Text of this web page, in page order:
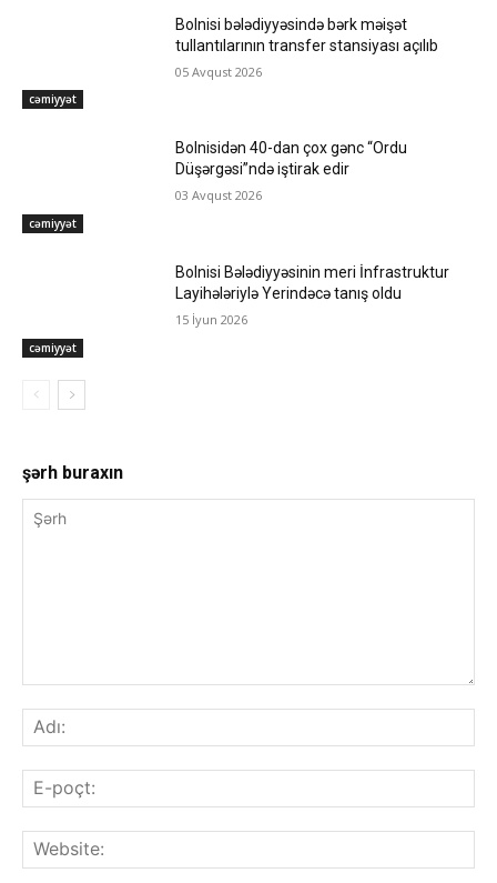
cəmiyyət
Bolnisi bələdiyyəsində bərk məişət
tullantılarının transfer stansiyası açılıb
05 Avqust 2026
cəmiyyət
Bolnisidən 40-dan çox gənc “Ordu
Düşərgəsi”ndə iştirak edir
03 Avqust 2026
cəmiyyət
Bolnisi Bələdiyyəsinin meri İnfrastruktur
Layihələriylə Yerindəcə tanış oldu
15 İyun 2026
şərh buraxın